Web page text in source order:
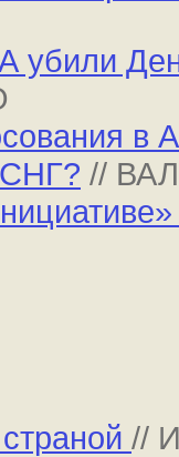
в
//
//